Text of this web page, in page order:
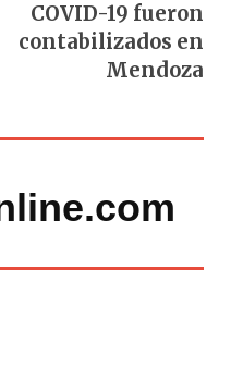
COVID-19 fueron
contabilizados en
Mendoza